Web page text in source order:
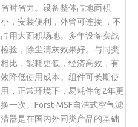
省时省力。设备整体占地面积
小，安装便利，外管可连接 ，不
占用大面积场地。多年设备实战
检验，除尘清灰效果好。与同类
相比，能耗更低，经济高效，有
效降低使用成本。组件可长期使
用，正常环境下，易耗件每2年更
换一次。Forst-MSF自洁式空气滤
清器是在国内外同类产品的基础